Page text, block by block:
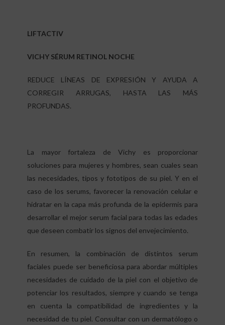
LIFTACTIV
VICHY SÉRUM RETINOL NOCHE
REDUCE LÍNEAS DE EXPRESIÓN Y AYUDA A
CORREGIR ARRUGAS, HASTA LAS MÁS
PROFUNDAS.
La mayor fortaleza de Vichy es proporcionar
soluciones para mujeres y hombres, sean cuales sean
las necesidades, tipos y fototipos de su piel. Y en el
caso de los serums, favorecer la renovación celular e
hidratar en la capa más profunda de la epidermis para
desarrollar el mejor serum facial para todas las edades
que deseen combatir los signos del envejecimiento.
En resumen, la combinación de distintos serum
faciales puede ser beneficiosa para abordar múltiples
necesidades de cuidado de la piel con el objetivo de
potenciar los resultados, siempre y cuando se tenga
en cuenta la compatibilidad de ingredientes y la
necesidad de tu piel. Consultar con un dermatólogo o